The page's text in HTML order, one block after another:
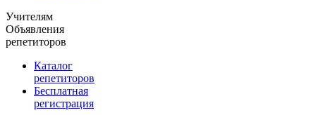
Учителям
Объявления
репетиторов
Каталог
репетиторов
Бесплатная
регистрация